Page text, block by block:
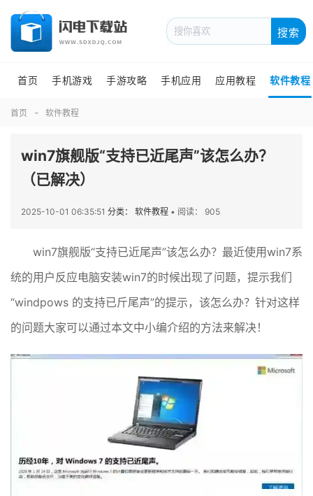
搜索
首页 手机游戏 手游攻略 手机应用 应用教程 软件教程
首页 软件教程
win7旗舰版“支持已近尾声”该怎么办？
（已解决）
2025-10-01 06:35:51 分类： 软件教程 • 阅读： 905
win7旗舰版“支持已近尾声”该怎么办？最近使用win7系
统的用户反应电脑安装win7的时候出现了问题，提示我们
“windpows 的支持已斤尾声”的提示，该怎么办？针对这样
的问题大家可以通过本文中小编介绍的方法来解决！